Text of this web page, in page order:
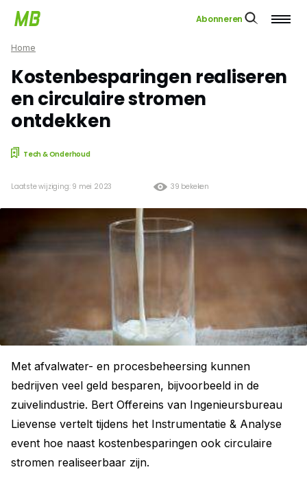
Abonneren
Home
Kostenbesparingen realiseren
en circulaire stromen
ontdekken
Tech & Onderhoud
39 bekeken
Laatste wijziging: 9 mei 2023
Met afvalwater- en procesbeheersing kunnen
bedrijven veel geld besparen, bijvoorbeeld in de
zuivelindustrie. Bert Offereins van Ingenieursbureau
Lievense vertelt tijdens het Instrumentatie & Analyse
event hoe naast kostenbesparingen ook circulaire
stromen realiseerbaar zijn.